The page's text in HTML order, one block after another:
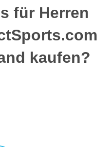
für Herren
kaufen?